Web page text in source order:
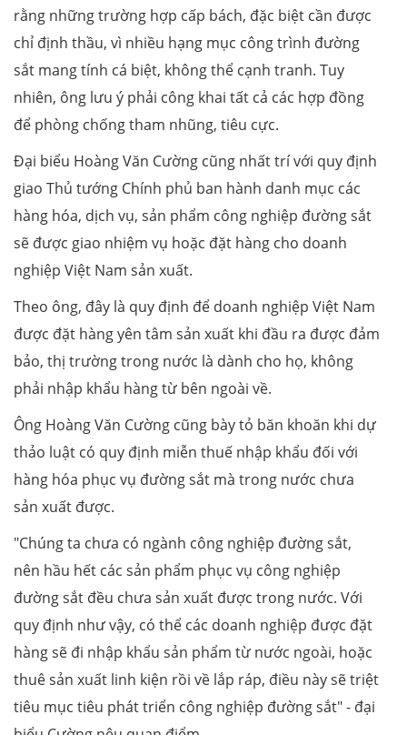
rằng những trường hợp cấp bách, đặc biệt cần được
chỉ định thầu, vì nhiều hạng mục công trình đường
sắt mang tính cá biệt, không thể cạnh tranh. Tuy
nhiên, ông lưu ý phải công khai tất cả các hợp đồng
để phòng chống tham nhũng, tiêu cực.
Đại biểu Hoàng Văn Cường cũng nhất trí với quy định
giao Thủ tướng Chính phủ ban hành danh mục các
hàng hóa, dịch vụ, sản phẩm công nghiệp đường sắt
sẽ được giao nhiệm vụ hoặc đặt hàng cho doanh
nghiệp Việt Nam sản xuất.
Theo ông, đây là quy định để doanh nghiệp Việt Nam
được đặt hàng yên tâm sản xuất khi đầu ra được đảm
bảo, thị trường trong nước là dành cho họ, không
phải nhập khẩu hàng từ bên ngoài về.
Ông Hoàng Văn Cường cũng bày tỏ băn khoăn khi dự
thảo luật có quy định miễn thuế nhập khẩu đối với
hàng hóa phục vụ đường sắt mà trong nước chưa
sản xuất được.
"Chúng ta chưa có ngành công nghiệp đường sắt,
nên hầu hết các sản phẩm phục vụ công nghiệp
đường sắt đều chưa sản xuất được trong nước. Với
quy định như vậy, có thể các doanh nghiệp được đặt
hàng sẽ đi nhập khẩu sản phẩm từ nước ngoài, hoặc
thuê sản xuất linh kiện rồi về lắp ráp, điều này sẽ triệt
tiêu mục tiêu phát triển công nghiệp đường sắt" - đại